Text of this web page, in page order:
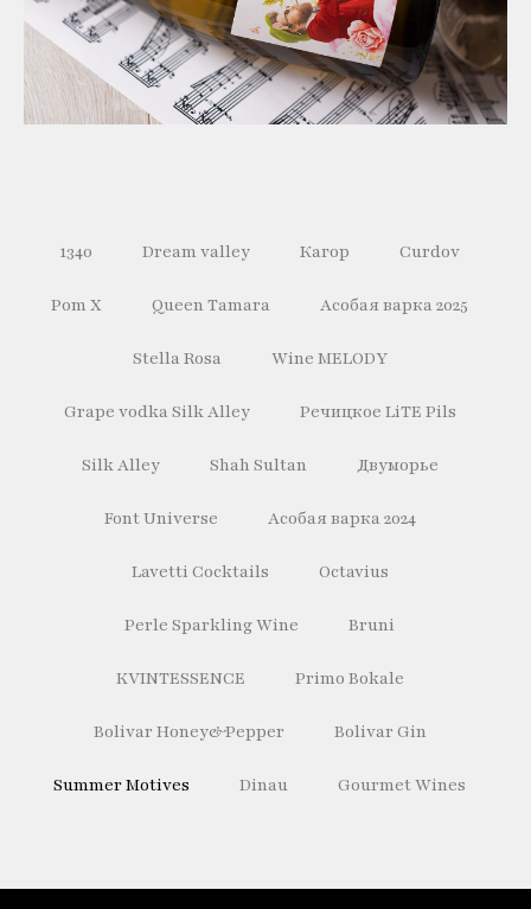
1340 Dream valley Кагор Curdov
Pom X Queen Tamara Асобая варка 2025
Stella Rosa Wine MELODY
Grape vodka Silk Alley Речицкое LiTE Pils
Silk Alley Shah Sultan Двуморье
Font Universe Асобая варка 2024
Lavetti Cocktails Octavius
Perle Sparkling Wine Bruni
KVINTESSENCE Primo Bokale
Bolivar Honey&Pepper Bolivar Gin
Summer Motives Dinau Gourmet Wines